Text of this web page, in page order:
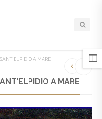
A MARE
A MARE